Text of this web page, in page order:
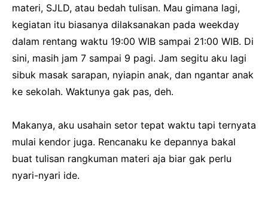
materi, SJLD, atau bedah tulisan. Mau gimana lagi,
kegiatan itu biasanya dilaksanakan pada weekday
dalam rentang waktu 19:00 WIB sampai 21:00 WIB. Di
sini, masih jam 7 sampai 9 pagi. Jam segitu aku lagi
sibuk masak sarapan, nyiapin anak, dan ngantar anak
ke sekolah. Waktunya gak pas, deh.
Makanya, aku usahain setor tepat waktu tapi ternyata
mulai kendor juga. Rencanaku ke depannya bakal
buat tulisan rangkuman materi aja biar gak perlu
nyari-nyari ide.